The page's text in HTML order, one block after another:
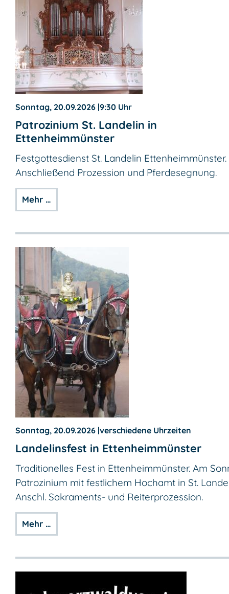
Sonntag, 20.09.2026 |9:30 Uhr
Patrozinium St. Landelin in
Ettenheimmünster
Festgottesdienst St. Landelin Ettenheimmünster.
Anschließend Prozession und Pferdesegnung.
Mehr …
Sonntag, 20.09.2026 |verschiedene Uhrzeiten
Landelinsfest in Ettenheimmünster
Traditionelles Fest in Ettenheimmünster. Am
Patrozinium mit festlichem Hochamt in St.
Anschl. Sakraments- und Reiterprozession.
Mehr …